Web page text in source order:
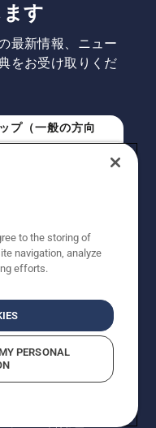
す
最新情報、ニュー
をお受け取りくだ
プ（一般の方向
プ（プロの方向
reserved. 表示価格
す。掲載写真は一部
to the storing of
navigation, analyze
efforts.
PERSONAL